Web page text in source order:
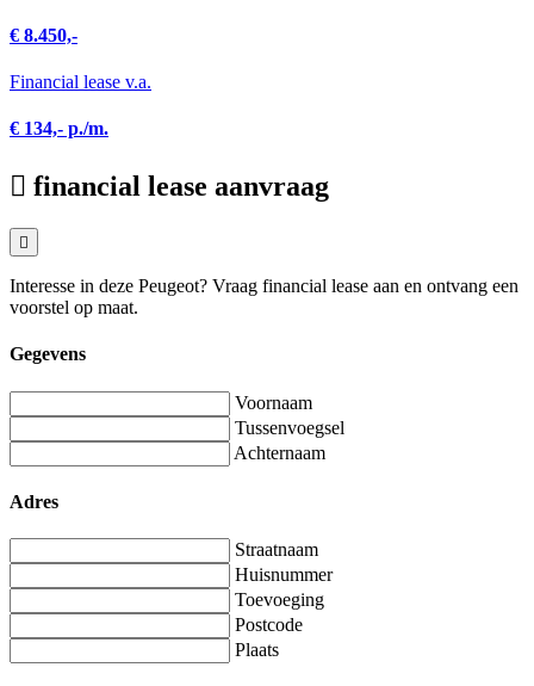
€ 8.450,-
Financial lease v.a.
€ 134,- p./m.
financial lease aanvraag
Interesse in deze Peugeot? Vraag financial lease aan en ontvang een
voorstel op maat.
Gegevens
Voornaam
Tussenvoegsel
Achternaam
Adres
Straatnaam
Huisnummer
Toevoeging
Postcode
Plaats